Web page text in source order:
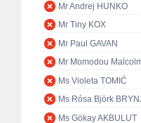
Mr Andrej HUNKO
Mr Tiny KOX
Mr Paul GAVAN
Mr Momodou
Ms Violeta TOMIĆ
Ms Rósa Björk
Ms Gökay AKBULUT